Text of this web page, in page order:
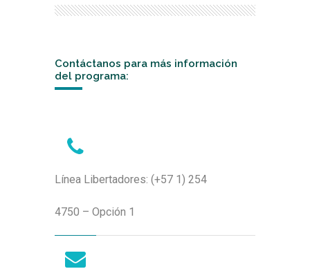
Contáctanos para más información
del programa:
Línea Libertadores: (+57 1) 254
4750 – Opción 1